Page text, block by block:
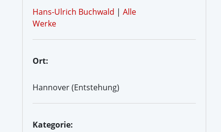
Hans-Ulrich Buchwald | Alle
Werke
Ort:
Hannover (Entstehung)
Kategorie: